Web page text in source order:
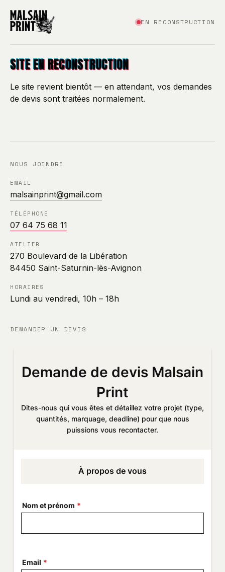
EN RECONSTRUCTION
SITE EN RECONSTRUCTION
Le site revient bientôt — en attendant, vos demandes
de devis sont traitées normalement.
NOUS JOINDRE
EMAIL
malsainprint@gmail.com
TÉLÉPHONE
07 64 75 68 11
ATELIER
270 Boulevard de la Libération
84450 Saint-Saturnin-lès-Avignon
HORAIRES
Lundi au vendredi, 10h – 18h
DEMANDER UN DEVIS